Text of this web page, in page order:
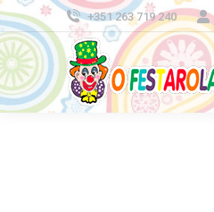
+351 263 719 240